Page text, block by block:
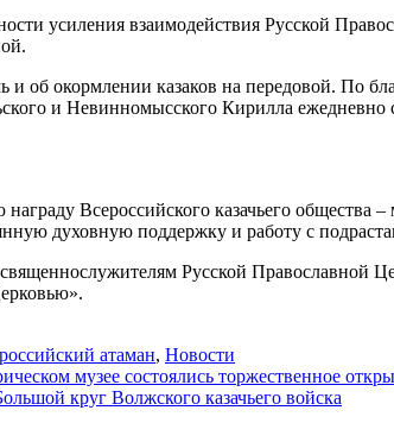
усиления взаимодействия Русской
и об окормлении казаков на передовой. По
и Невинномысского Кирилла
Всероссийского казачьего общества –
духовную поддержку и работу с
Русской Православной
атаман, Новости
музее состоялись торжественное
круг Волжского казачьего войска